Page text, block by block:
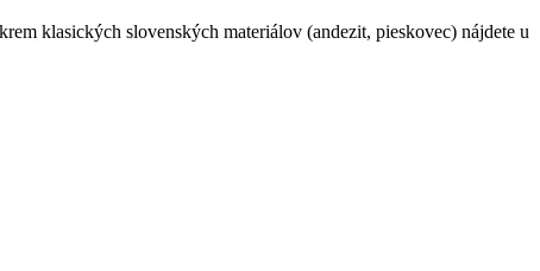
klasických slovenských materiálov (andezit, pieskovec) nájdete u